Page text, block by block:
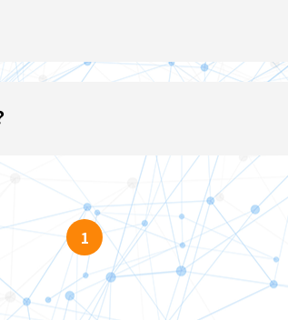
が、過去の事例から2ヶ月以内には、ほ
た、「試験運営を総合的に支援できる
イントや主催者の課題を詳細に把握して
最適な提案が出来ず、開発費も高額に
案に加え、安価で実績のあるシステム提
どの作成や付随するシステムなどの開
1